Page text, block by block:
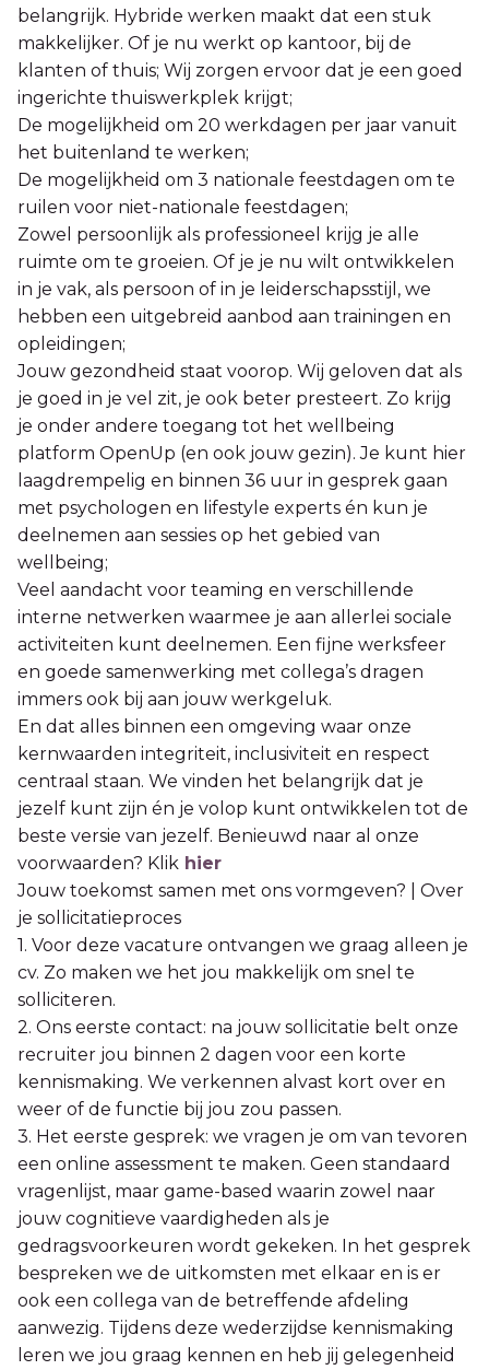
belangrijk. Hybride werken maakt dat een stuk
makkelijker. Of je nu werkt op kantoor, bij de
klanten of thuis; Wij zorgen ervoor dat je een goed
ingerichte thuiswerkplek krijgt;
De mogelijkheid om 20 werkdagen per jaar vanuit
het buitenland te werken;
De mogelijkheid om 3 nationale feestdagen om te
ruilen voor niet-nationale feestdagen;
Zowel persoonlijk als professioneel krijg je alle
ruimte om te groeien. Of je je nu wilt ontwikkelen
in je vak, als persoon of in je leiderschapsstijl, we
hebben een uitgebreid aanbod aan trainingen en
opleidingen;
Jouw gezondheid staat voorop. Wij geloven dat als
je goed in je vel zit, je ook beter presteert. Zo krijg
je onder andere toegang tot het wellbeing
platform OpenUp (en ook jouw gezin). Je kunt hier
laagdrempelig en binnen 36 uur in gesprek gaan
met psychologen en lifestyle experts én kun je
deelnemen aan sessies op het gebied van
wellbeing;
Veel aandacht voor teaming en verschillende
interne netwerken waarmee je aan allerlei sociale
activiteiten kunt deelnemen. Een fijne werksfeer
en goede samenwerking met collega’s dragen
immers ook bij aan jouw werkgeluk.
En dat alles binnen een omgeving waar onze
kernwaarden integriteit, inclusiviteit en respect
centraal staan. We vinden het belangrijk dat je
jezelf kunt zijn én je volop kunt ontwikkelen tot de
beste versie van jezelf. Benieuwd naar al onze
voorwaarden? Klik hier
Jouw toekomst samen met ons vormgeven? | Over
je sollicitatieproces
1. Voor deze vacature ontvangen we graag alleen je
cv. Zo maken we het jou makkelijk om snel te
solliciteren.
2. Ons eerste contact: na jouw sollicitatie belt onze
recruiter jou binnen 2 dagen voor een korte
kennismaking. We verkennen alvast kort over en
weer of de functie bij jou zou passen.
3. Het eerste gesprek: we vragen je om van tevoren
een online assessment te maken. Geen standaard
vragenlijst, maar game-based waarin zowel naar
jouw cognitieve vaardigheden als je
gedragsvoorkeuren wordt gekeken. In het gesprek
bespreken we de uitkomsten met elkaar en is er
ook een collega van de betreffende afdeling
aanwezig. Tijdens deze wederzijdse kennismaking
leren we jou graag kennen en heb jij gelegenheid